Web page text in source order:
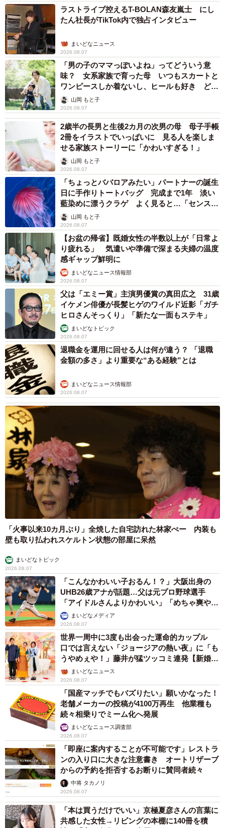
ラストライブ控えるT-BOLAN森友嵐士 にし
たん社長がTikTok内で独占インタビュー
まいどなニュース
2026.08.07
「男の子のママっぽいよね」ってどういう意
味？ 女系家族で育った母 いつもスカートと
ワンピースしか着ないし、ヒールも好き どの
へんが…
山岡 もと子
2026.08.07
2歳半の長男と生後2カ月の次男の母 母子手帳
2冊をイラストでいっぱいに 見る人を楽しま
せる家族ストーリーに「かわいすぎる！」
山岡 もと子
2026.08.07
「ちょっとババロアみたい」パートナーの誕生
日に手作りトートバッグ 完成まで1年 淡い
藍染めに漂うクラゲ よく見ると…「センスす
ごい」山岡 もと子
2026.08.07
【お盆の帰省】既婚女性の半数以上が「日常よ
り疲れる」 気遣いや準備で深まる夫婦の温度
感ギャップ鮮明に
まいどなニュース情報部
2026.08.07
父は「エミー賞」主演男優賞の真田広之 31歳
イケメン俳優が長髪ヒゲのワイルド近影「ガチ
ヒロさんそっくり」「新たな一面もステキ」
まいどなトピック
2026.08.07
退職金を運用に回せる人は何が違う？ 「退職
金額の多さ」より重要な“ある経験”とは
まいどなニュース情報部
2026.08.07
「火事以来10カ月ぶり」全焼した自宅訪れた林家ぺー 内装も
壁も取り払われスケルトン状態の部屋に呆然
まいどなトピック
2026.08.07
「こんなかわいい子おるん！？」大阪出身の
UHB26歳アナが話題…父は元プロ野球選手
「アイドルさんよりかわいい」「めちゃ爽や
か」まいどなメディア
2026.08.07
世界一周中に3度も出会った運命的カップル
口では言えない「ジョージアの熱い夜」に「も
うやめぇや！」藤井が猛ツッコミ連発【新婚さ
ん】まいどなニュース
2026.08.07
「国産マッチでもバズりたい」願いかなった！
老舗メーカーの投稿が4100万再生 他業種も
続々相乗りでミーム化へ発展
まいどなニュース調査部
2026.08.07
「即座に案内することが不可能です」レストラ
ンの入り口に大きな注意書き オートリザーブ
からの予約を拒否するお断りに賛同者続々
中将 タカノリ
2026.08.07
「本は買うだけでいい」京極夏彦さんの言葉に
共感した女性→リビングの本棚に140冊を積